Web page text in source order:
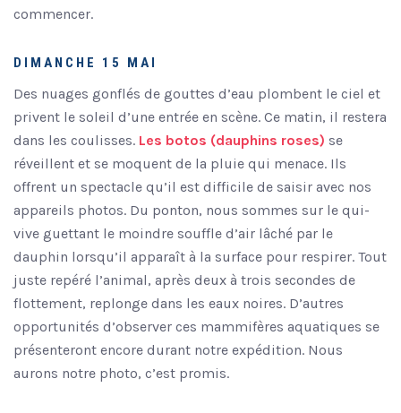
commencer.
DIMANCHE 15 MAI
Des nuages gonflés de gouttes d’eau plombent le ciel et
privent le soleil d’une entrée en scène. Ce matin, il restera
dans les coulisses. Les botos (dauphins roses) se
réveillent et se moquent de la pluie qui menace. Ils
offrent un spectacle qu’il est difficile de saisir avec nos
appareils photos. Du ponton, nous sommes sur le qui-
vive guettant le moindre souffle d’air lâché par le
dauphin lorsqu’il apparaît à la surface pour respirer. Tout
juste repéré l’animal, après deux à trois secondes de
flottement, replonge dans les eaux noires. D’autres
opportunités d’observer ces mammifères aquatiques se
présenteront encore durant notre expédition. Nous
aurons notre photo, c’est promis.